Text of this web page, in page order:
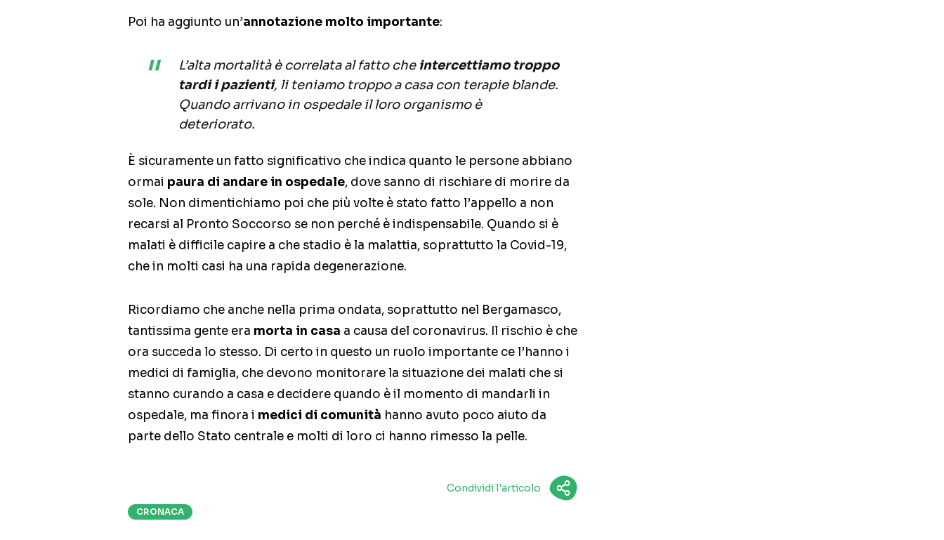
Poi ha aggiunto un’annotazione molto importante:
L’alta mortalità è correlata al fatto cheintercettiamo troppo
tardi i pazienti, li teniamo troppo a casa con terapie blande.
Quando arrivano in ospedale il loro organismo è
deteriorato.
È sicuramente un fatto significativo che indica quanto le persone abbiano
ormai paura di andare in ospedale, dove sanno di rischiare di morire da
sole. Non dimentichiamo poi che più volte è stato fatto l’appello a non
recarsi al Pronto Soccorso se non perché è indispensabile. Quando si è
malati è difficile capire a che stadio è la malattia, soprattutto la Covid-19,
che in molti casi ha una rapida degenerazione.
Ricordiamo che anche nella prima ondata, soprattutto nel Bergamasco,
tantissima gente era morta in casa a causa del coronavirus. Il rischio è che
ora succeda lo stesso. Di certo in questo un ruolo importante ce l’hanno i
medici di famiglia, che devono monitorare la situazione dei malati che si
stanno curando a casa e decidere quando è il momento di mandarli in
ospedale, ma finora i medici di comunità hanno avuto poco aiuto da
parte dello Stato centrale e molti di loro ci hanno rimesso la pelle.
Condividi l'articolo
CRONACA